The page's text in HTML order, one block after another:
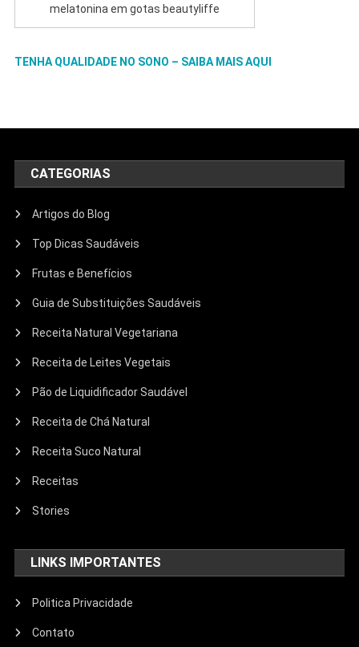
melatonina em gotas beautyliffe
TENHA QUALIDADE NO SONO – SAIBA MAIS AQUI
CATEGORIAS
Artigos do Blog
Top Dicas Saudáveis
Frutas e Benefícios
Guia de Substituições Saudáveis
Receita Natural Vegetariana
Receita de Leites Vegetais
Pão de Liquidificador Saudável
Receita de Chá Natural
Receita Suco Natural
Receitas
Stories
LINKS IMPORTANTES
Politica Privacidade
Contato